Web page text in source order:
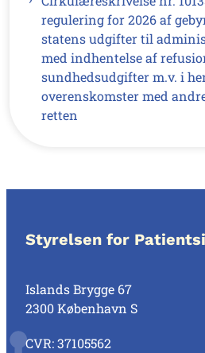
regulering for 2026 af
statens udgifter til
med indhentelse af
sundhedsudgifter m.v. i
overenskomster med
retten
Styrelsen for
Islands Brygge 67
2300 København S
CVR: 37105562